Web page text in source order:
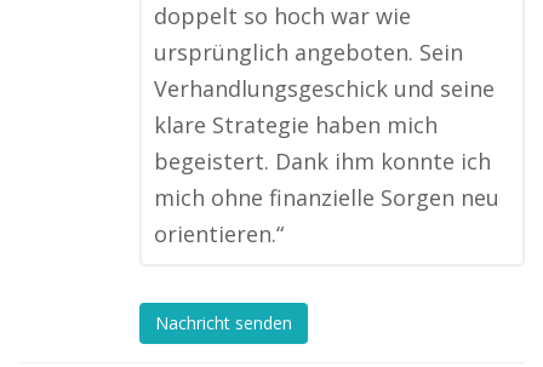
doppelt so hoch war wie
ursprünglich angeboten. Sein
Verhandlungsgeschick und seine
klare Strategie haben mich
begeistert. Dank ihm konnte ich
mich ohne finanzielle Sorgen neu
orientieren.“
Nachricht senden